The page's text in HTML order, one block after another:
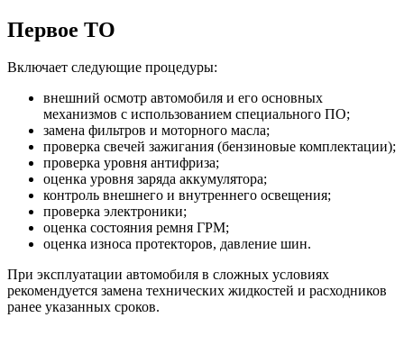
Первое ТО
Включает следующие процедуры:
внешний осмотр автомобиля и его основных
механизмов с использованием специального ПО;
замена фильтров и моторного масла;
проверка свечей зажигания (бензиновые комплектации);
проверка уровня антифриза;
оценка уровня заряда аккумулятора;
контроль внешнего и внутреннего освещения;
проверка электроники;
оценка состояния ремня ГРМ;
оценка износа протекторов, давление шин.
При эксплуатации автомобиля в сложных условиях
рекомендуется замена технических жидкостей и расходников
ранее указанных сроков.